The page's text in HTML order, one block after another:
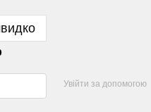
Увійти за допомогою